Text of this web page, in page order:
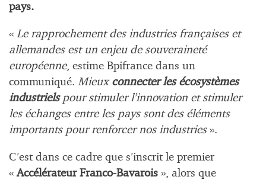
pays.
« Le rapprochement des industries françaises et
allemandes est un enjeu de souveraineté
européenne, estime Bpifrance dans un
communiqué. Mieux connecter les écosystèmes
industrielspour stimuler l’innovation et stimuler
les échanges entre les pays sont des éléments
importants pour renforcer nos industries».
C’est dans ce cadre que s’inscrit le premier
«Accélérateur Franco-Bavarois », alors que